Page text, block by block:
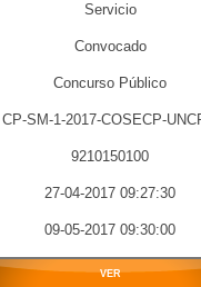
Servicio
Convocado
Concurso Público
CP-SM-1-2017-COSECP-
9210150100
27-04-2017 09:27:30
09-05-2017 09:30:00
VER